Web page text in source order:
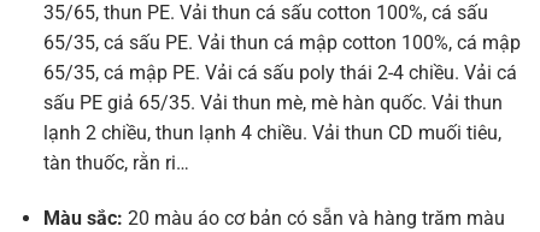
35/65, thun PE. Vải thun cá sấu cotton 100%, cá sấu
65/35, cá sấu PE. Vải thun cá mập cotton 100%, cá mập
65/35, cá mập PE. Vải cá sấu poly thái 2-4 chiều. Vải cá
sấu PE giả 65/35. Vải thun mè, mè hàn quốc. Vải thun
lạnh 2 chiều, thun lạnh 4 chiều. Vải thun CD muối tiêu,
tàn thuốc, rằn ri…
Màu sắc: 20 màu áo cơ bản có sẵn và hàng trăm màu